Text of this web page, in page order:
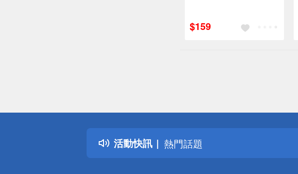
$159
活動快訊
詐騙網頁！請小心！
得獎公告
熱門話題
銀行優惠